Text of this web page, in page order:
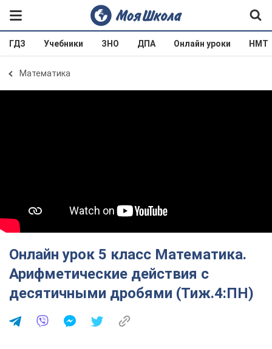
ГДЗ Учебники ЗНО ДПА Онлайн уроки НМТ
Математика
Онлайн урок 5 класс Математика.
Арифметические действия с
десятичными дробями (Тиж.4:ПН)